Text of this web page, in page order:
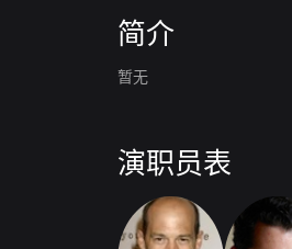
简介
暂无
演职员表